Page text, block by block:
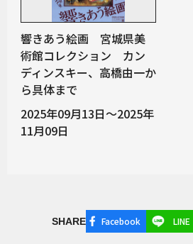
響きあう絵画 宮城県美
術館コレクション カン
ディンスキー、高橋由一か
ら具体まで
2025年09月13日～2025年
11月09日
SHARE Facebook LINE